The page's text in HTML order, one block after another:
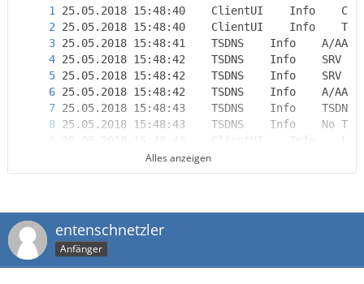
25.05.2018 15:48:43    PermManager    Info
Alles anzeigen
entenschnetzler
Anfänger